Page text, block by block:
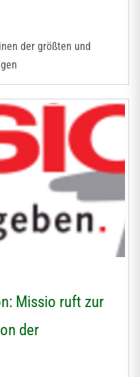
der größten und
Missio ruft zur
der